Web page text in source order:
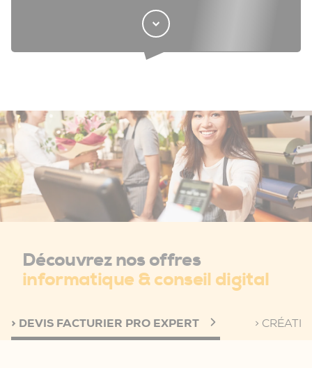
Découvrez nos offres
informatique & conseil digital
> DEVIS FACTURIER PRO EXPERT >